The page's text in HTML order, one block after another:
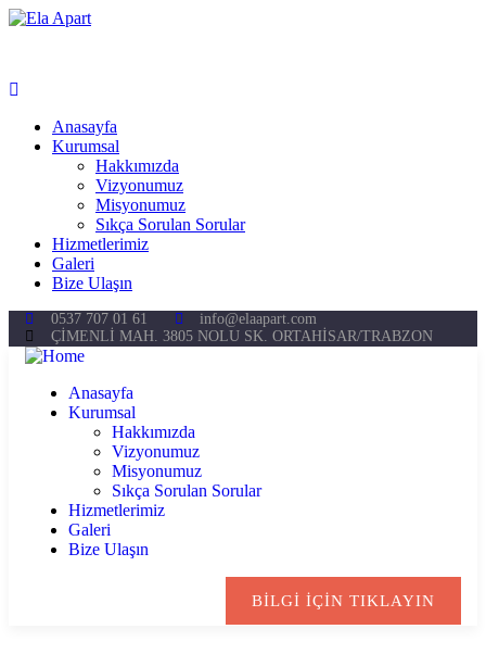
Anasayfa
Kurumsal
Hakkımızda
Vizyonumuz
Misyonumuz
Sıkça Sorulan Sorular
Hizmetlerimiz
Galeri
Bize Ulaşın
0537 707 01 61
info@elaapart.com
ÇİMENLİ MAH. 3805 NOLU SK. ORTAHİSAR/TRABZON
Anasayfa
Kurumsal
Hakkımızda
Vizyonumuz
Misyonumuz
Sıkça Sorulan Sorular
Hizmetlerimiz
Galeri
Bize Ulaşın
BİLGİ İÇİN TIKLAYIN